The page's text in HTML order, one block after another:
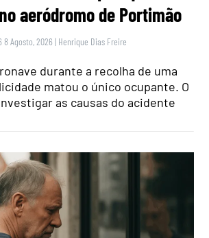
aeródromo de Portimão
8 Agosto, 2026 | Henrique Dias Freire
durante a recolha de uma
matou o único ocupante. O
as causas do acidente